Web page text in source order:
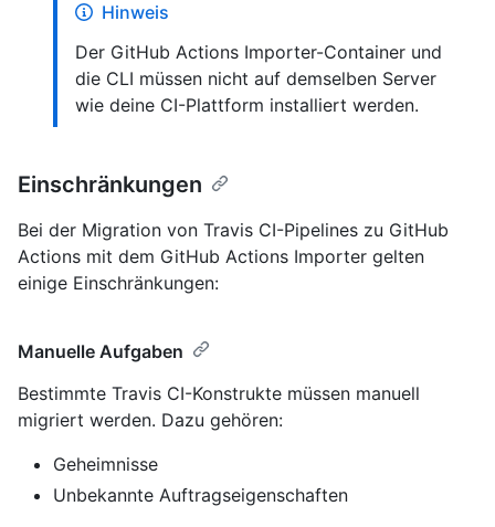
Hinweis
Der GitHub Actions Importer-Container und
die CLI müssen nicht auf demselben Server
wie deine CI-Plattform installiert werden.
Einschränkungen
Bei der Migration von Travis CI-Pipelines zu GitHub
Actions mit dem GitHub Actions Importer gelten
einige Einschränkungen:
Manuelle Aufgaben
Bestimmte Travis CI-Konstrukte müssen manuell
migriert werden. Dazu gehören:
Geheimnisse
Unbekannte Auftragseigenschaften